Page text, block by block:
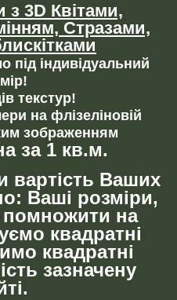
3D Квітами,
Стразами,
під індивідуальний
текстур!
на флізеліновій
зображенням
за 1 кв.м.
вартість Ваших
Ваші розміри,
на
квадратні
квадратні
зазначену